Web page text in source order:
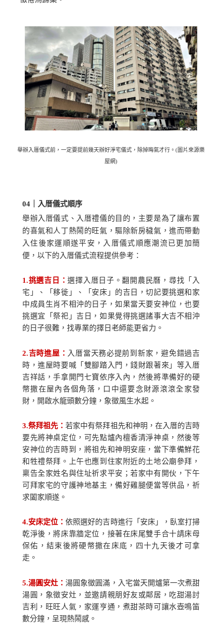
舉辦入厝儀式前，一定要提前幾天辦好淨宅儀式，除掉晦氣才行。(圖片來源樂
屋網)
04 ｜入厝儀式順序
舉辦入厝儀式、入厝禮儀的目的，主要是為了讓布置
的喜氣和人丁熱鬧的旺氣，驅除新房穢氣，進而帶動
入住後家運順遂平安，入厝儀式順應潮流已更加簡
便，以下的入厝儀式流程提供參考：
1.挑選吉日：選擇入厝日子。翻開農民曆，尋找「入
宅」、「移徙」、「安床」的吉日，切記要挑選和家
中成員生肖不相沖的日子，如果當天要安神位，也要
挑選宜「祭祀」吉日，如果覺得挑選諸事大吉不相沖
的日子很難，找專業的擇日老師能更省力。
2.吉時進屋： 入厝當天務必提前到新家，避免錯過吉
時，進屋時要喊「雙腳踏入門，錢財跟著來」等入厝
吉祥話，手拿開門七寶依序入內，然後將準備好的硬
幣撒在屋內各個角落，口中還要念財源滾滾全家發
財，開啟水龍頭數分鐘，象徵風生水起。
3.祭拜祖先：若家中有祭拜祖先和神明，在入厝的吉時
要先將神桌定位，可先點爐內檀香清淨神桌，然後等
安神位的吉時到，將祖先和神明安座，當下準備鮮花
和牲禮祭拜。上午也應到住家附近的土地公廟參拜，
稟告全家姓名與住址祈求平安；若家中有開伙，下午
可拜家宅的守護神地基主，備好雞腿便當等供品，祈
求闔家順遂。
4.安床定位：依照選好的吉時進行「安床」，臥室打掃
乾淨後，將床靠牆定位，接著在床尾雙手合十請床母
保佑，結束後將硬幣撒在床底，四十九天後才可拿
走。
5.湯圓安灶：湯圓象徵圓滿，入宅當天開爐第一次煮甜
湯圓，象徵安灶，並邀請親朋好友或鄰居，吃甜湯討
吉利，旺旺人氣，家運亨通，煮甜茶時可讓水壺鳴笛
數分鐘，呈現熱鬧感。